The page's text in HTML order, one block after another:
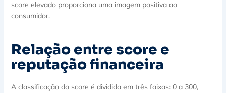
score elevado proporciona uma imagem positiva ao
consumidor.
Relação entre score e
reputação financeira
A classificação do score é dividida em três faixas: 0 a 300,